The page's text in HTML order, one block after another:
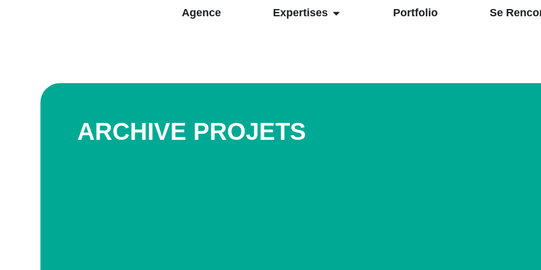
Agence Expertises Portfolio Se
ARCHIVE PROJETS